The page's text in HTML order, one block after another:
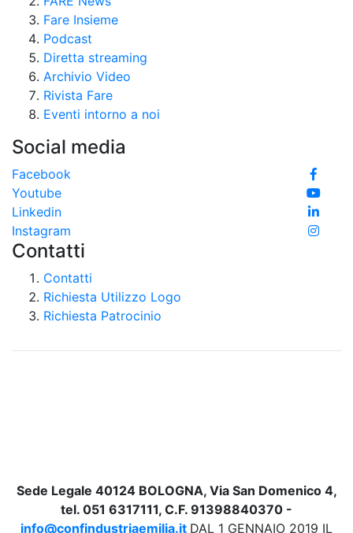
Fare Insieme
Podcast
Diretta streaming
Archivio Video
Rivista Fare
Eventi intorno a noi
Social media
Facebook
Youtube
Linkedin
Instagram
Contatti
Contatti
Richiesta Utilizzo Logo
Richiesta Patrocinio
Sede Legale 40124 BOLOGNA, Via San Domenico 4,
tel. 051 6317111, C.F. 91398840370 -
info@confindustriaemilia.it DAL 1 GENNAIO 2019 IL